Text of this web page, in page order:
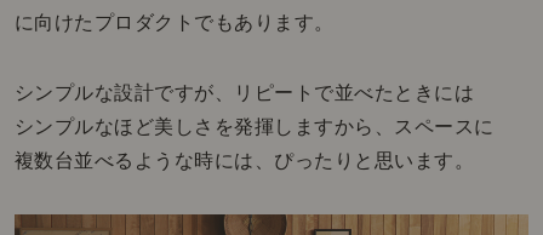
に向けたプロダクトでもあります。
シンプルな設計ですが、リピートで並べたときには
シンプルなほど美しさを発揮しますから、スペースに
複数台並べるような時には、ぴったりと思います。